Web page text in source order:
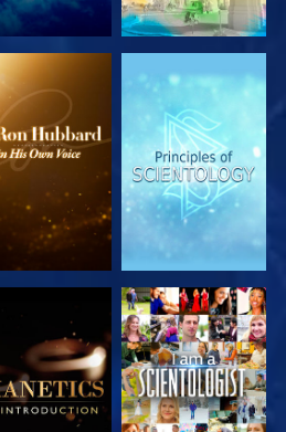
UTFORSKA
SERIEN
UTFORSKA
SERIEN
UTFORSKA
SERIEN
TITTA